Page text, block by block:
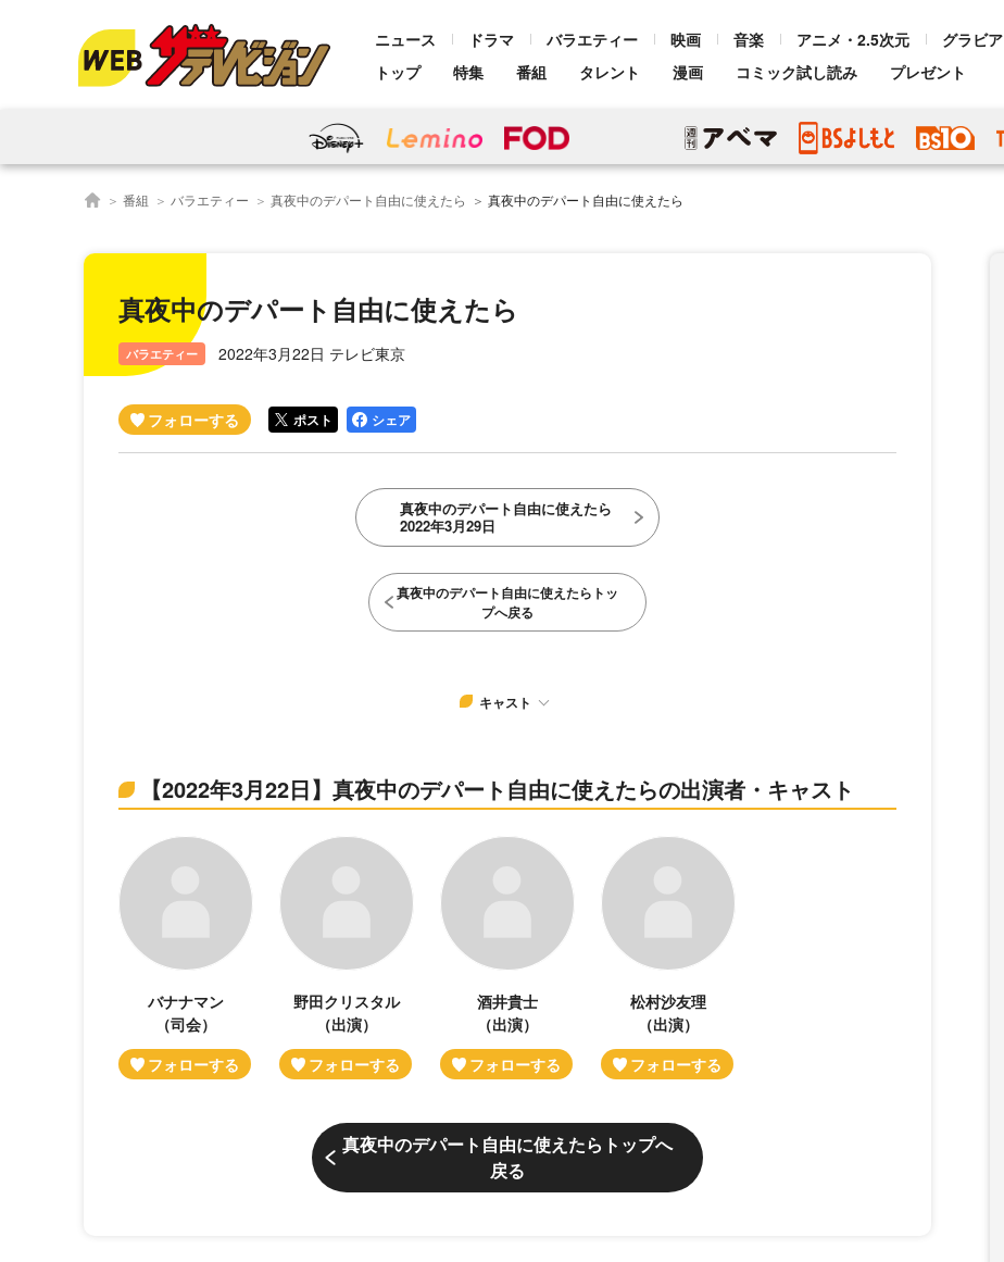
ニュース ドラマ バラエティー 映画 音楽 アニメ・2.5次元 グラビア
トップ
特集 番組 タレント 漫画 コミック試し読み プレゼント
番組 バラエティー 真夜中のデパート自由に使えたら 真夜中のデパート自由に使えたら
真夜中のデパート自由に使えたら
バラエティー 2022年3月22日 テレビ東京
ポスト シェア
真夜中のデパート自由に使えたら
2022年3月29日
真夜中のデパート自由に使えたらトッ
プへ戻る
キャスト
【2022年3月22日】真夜中のデパート自由に使えたらの出演者・キャスト
バナナマン
（司会）
野田クリスタル
（出演）
酒井貴士
（出演）
松村沙友理
（出演）
真夜中のデパート自由に使えたらトップへ
戻る